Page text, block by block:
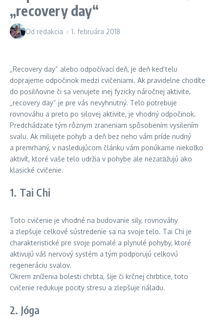
„recovery day“
Od redakcia 1. februára 2018
„Recovery day“ alebo odpočívací deň, je deň keď telu
doprajeme odpočinok medzi cvičeniami. Ak pravidelne chodíte
do posilňovne či sa venujete inej fyzicky náročnej aktivite,
„recovery day“ je pre vás nevyhnutný. Telo potrebuje
rovnováhu a preto po silovej aktivite, je vhodný odpočinok.
Predchádzate tým rôznym zraneniam spôsobením vysilením
svalu. Ak milujete pohyb a deň bez neho vám príde nudný
a premrhaný, v nasledujúcom článku vám ponúkame niekoľko
aktivít, ktoré vaše telo udržia v pohybe ale nezaťažujú ako
klasické cvičenie.
1. Tai Chi
Toto cvičenie je vhodné na budovanie sily, rovnováhy
a zlepšuje celkové sústredenie sa na svoje telo. Tai Chi je
charakteristické pre svoje pomalé a plynulé pohyby, ktoré
aktivujú váš nervový systém a tým podporujú celkovú
regeneráciu svalov.
Okrem zníženia bolesti chrbta, šije či krčnej chrbtice, toto
cvičenie redukuje pocity stresu a zlepšuje náladu.
2. Jóga